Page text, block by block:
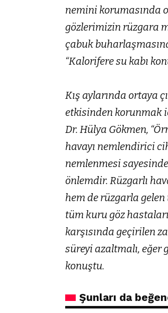
nemini korumasında
gözlerimizin rüzgara
çabuk
“Kalorifere su kabı
Kış aylarında ortaya
etkisinden korunmak
Dr. Hülya Gökmen,
havayı nemlendirici
nemlenmesi
önlemdir. Rüzgarlı
hem de rüzgarla
tüm kuru göz
karşısında geçirilen
süreyi azaltmalı, eğer
konuştu.
Şunları da